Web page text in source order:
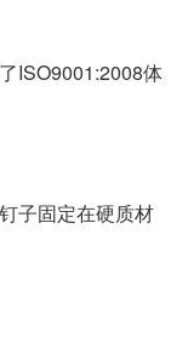
ISO9001:2008体
子固定在硬质材